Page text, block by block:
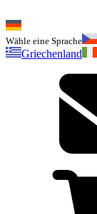
Wähle eine Sprache
Griechenland